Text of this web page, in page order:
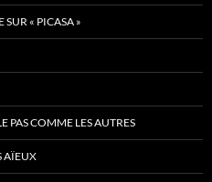
« PICASA »
PAS COMME LES AUTRES
AÏEUX